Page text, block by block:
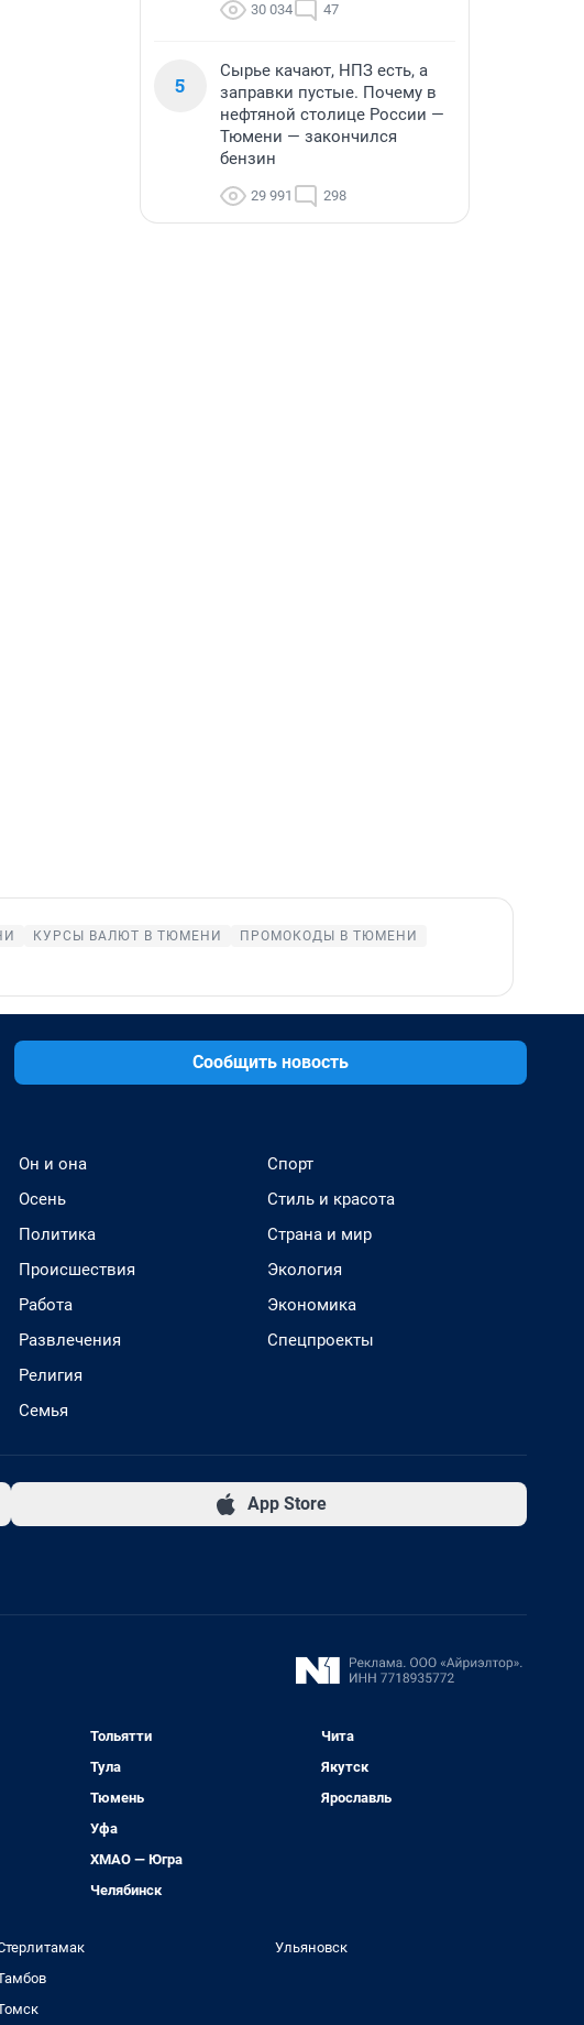
30 034 47
5
Сырье качают, НПЗ есть, а
заправки пустые. Почему в
нефтяной столице России —
Тюмени — закончился
бензин
29 991 298
КУРСЫ ВАЛЮТ В ТЮМЕНИ
ПРОМОКОДЫ В ТЮМЕНИ
Сообщить новость
Он и она
Осень
Политика
Происшествия
Работа
Развлечения
Религия
Семья
Спорт
Стиль и красота
Страна и мир
Экология
Экономика
Спецпроекты
App Store
Тольятти
Тула
Тюмень
Уфа
ХМАО — Югра
Челябинск
Чита
Якутск
Ярославль
Ульяновск